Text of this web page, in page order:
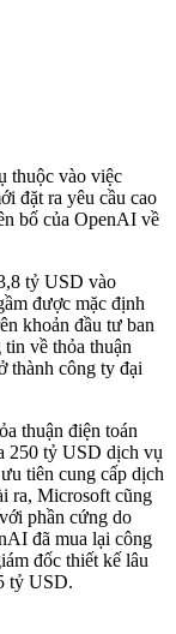
thuộc vào việc
đặt ra yêu cầu cao
bố của OpenAI về
tỷ USD vào
được mặc định
khoản đầu tư ban
về thỏa thuận
thành công ty đại
thuận điện toán
250 tỷ USD dịch vụ
tiên cung cấp dịch
ra, Microsoft cũng
phần cứng do
đã mua lại công
đốc thiết kế lâu
tỷ USD.